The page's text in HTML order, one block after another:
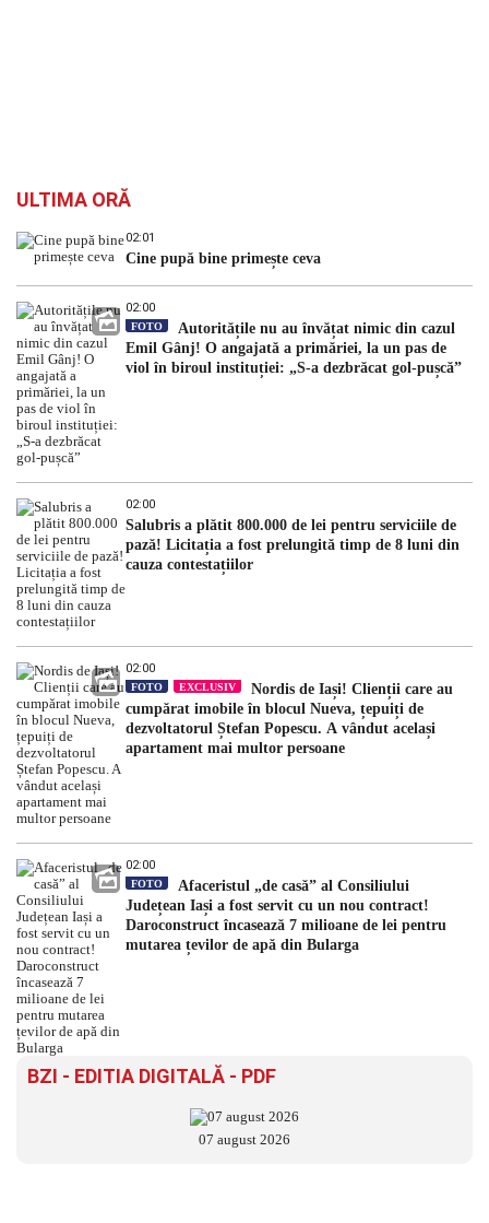
ULTIMA ORĂ
02:01
Cine pupă bine primește ceva
02:00
FOTO
Autoritățile nu au învățat nimic din cazul
Emil Gânj! O angajată a primăriei, la un pas de
viol în biroul instituției: „S-a dezbrăcat gol-pușcă”
02:00
Salubris a plătit 800.000 de lei pentru serviciile de
pază! Licitația a fost prelungită timp de 8 luni din
cauza contestațiilor
02:00
FOTO EXCLUSIV
Nordis de Iași! Clienții care au
cumpărat imobile în blocul Nueva, țepuiți de
dezvoltatorul Ștefan Popescu. A vândut același
apartament mai multor persoane
02:00
FOTO
Afaceristul „de casă” al Consiliului
Județean Iași a fost servit cu un nou contract!
Daroconstruct încasează 7 milioane de lei pentru
mutarea țevilor de apă din Bularga
BZI - EDITIA DIGITALĂ - PDF
07 august 2026